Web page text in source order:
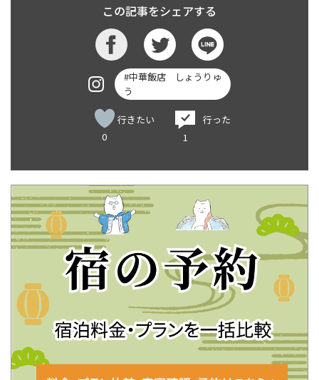
この記事をシェアする
#中華飯店 しょうりゅ
う
0
行きたい
行った
1